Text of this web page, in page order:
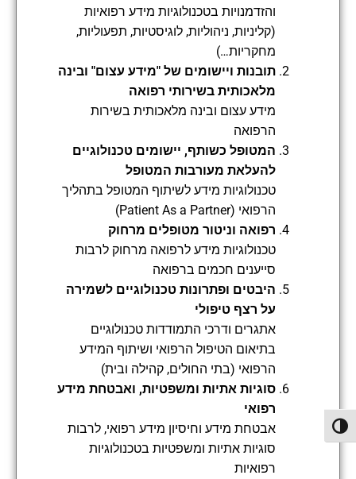
הפעל/כבה ניגודיות גבוהה
והזדמנויות בטכנולוגיות מידע רפואיות
(קליניות, ניהוליות, לוגיסטיות, תפעוליות,
מחקריות…)
תובנות ויישומים של "מידע עצום" ובינה
מלאכותית בשירותי רפואה
מידע עצום ובינה מלאכותית בשירות
הרפואה
המטופל כשותף, יישומים טכנולוגיים
להעלאת מעורבות המטופל
טכנולוגיות מידע לשיתוף המטופל בתהליך
הרפואי (Patient As a Partner)
רפואה וניטור מטופלים מרחוק
טכנולוגיות מידע לרפואה מרחוק לרבות
סייענים חכמים ברפואה
היבטים ופתרונות טכנולוגיים לשמירה
על רצף טיפולי
אתגרים ודרכי התמודדות טכנולוגיים
בתיאום הטיפול הרפואי ושיתוף המידע
הרפואי (בתי החולים, קהילה ובית)
סוגיות אתיות ומשפטיות, ואבטחת מידע
רפואי
אבטחת מידע וחיסיון מידע רפואי, לרבות
סוגיות אתיות ומשפטיות בטכנולוגיות
רפואיות